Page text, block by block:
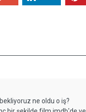
ne oldu o iş?